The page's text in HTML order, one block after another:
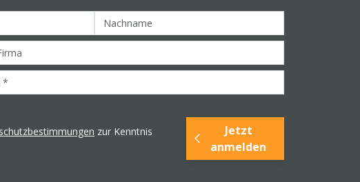
zur Kenntnis
Jetzt
anmelden